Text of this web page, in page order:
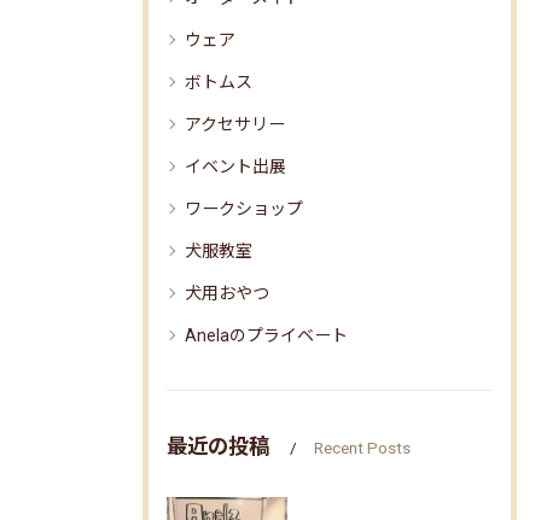
ウェア
ボトムス
アクセサリー
イベント出展
ワークショップ
犬服教室
犬用おやつ
Anelaのプライベート
最近の投稿 Recent Posts